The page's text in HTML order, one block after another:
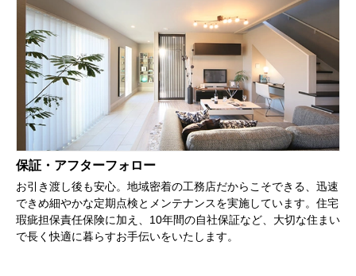
保証・アフターフォロー
お引き渡し後も安心。地域密着の工務店だからこそできる、迅速
できめ細やかな定期点検とメンテナンスを実施しています。住宅
瑕疵担保責任保険に加え、10年間の自社保証など、大切な住まい
で長く快適に暮らすお手伝いをいたします。